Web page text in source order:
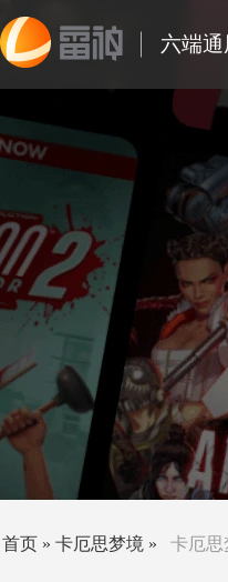
六端
首页 » 卡厄思梦境 » 卡厄思